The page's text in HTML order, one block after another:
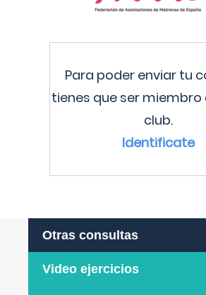
Para poder enviar tu
tienes que ser miembro
club.
Identificate
Otras consultas
Video ejercicios